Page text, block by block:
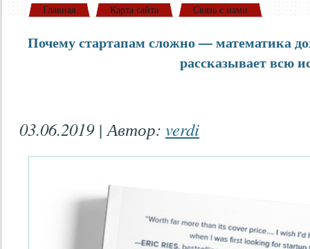
Главная Карта сайта Связь с нами
Почему стартапам сложно — математика
рассказывает всю
03.06.2019 | Автор: verdi